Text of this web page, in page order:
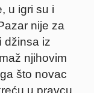
u igri su i
nije za
džinsa iz
njihovim
što novac
u pravcu